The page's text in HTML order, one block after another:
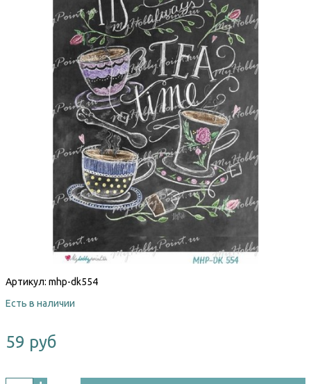
Артикул: mhp-dk554
Есть в наличии
59 руб